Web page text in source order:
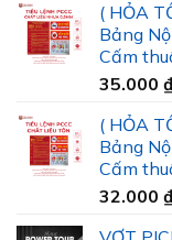
( HỎA
Bảng
Cấm
35.000
( HỎA
Bảng
Cấm
32.000